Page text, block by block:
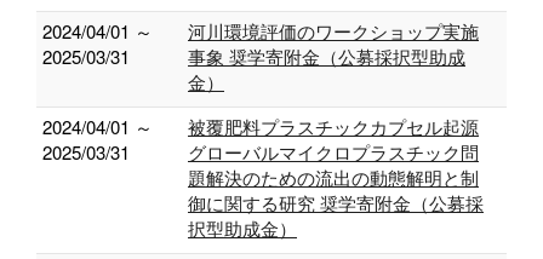
2024/04/01 ～
2025/03/31
河川環境評価のワークショップ実施
事象 奨学寄附金（公募採択型助成
金）
2024/04/01 ～
2025/03/31
被覆肥料プラスチックカプセル起源
グローバルマイクロプラスチック問
題解決のための流出の動態解明と制
御に関する研究 奨学寄附金（公募採
択型助成金）